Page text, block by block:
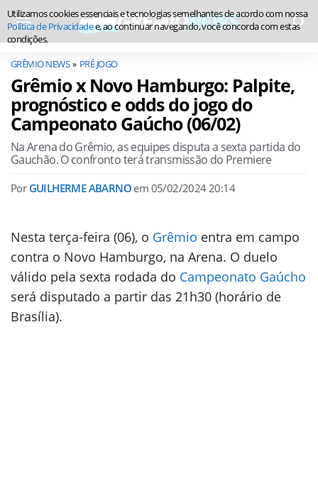
GRÊMIO NEWS PRÉ JOGO
Grêmio x Novo Hamburgo: Palpite,
prognóstico e odds do jogo do
Campeonato Gaúcho (06/02)
Na Arena do Grêmio, as equipes disputa a sexta partida do
Gauchão. O confronto terá transmissão do Premiere
Por GUILHERME ABARNO em 05/02/2024 20:14
Nesta terça-feira (06), o Grêmio entra em campo
contra o Novo Hamburgo, na Arena. O duelo
válido pela sexta rodada do Campeonato Gaúcho
será disputado a partir das 21h30 (horário de
Brasília).
Utilizamos cookies essenciais e tecnologias semelhantes de acordo com nossa
Política de Privacidadee, ao continuar navegando, você concorda com estas
condições.